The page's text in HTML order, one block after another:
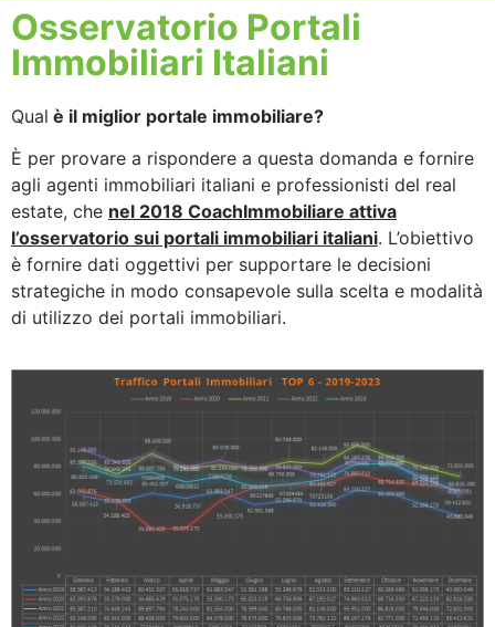
Osservatorio Portali
Immobiliari Italiani
Qual è il miglior portale immobiliare?
È per provare a rispondere a questa domanda e fornire
agli agenti immobiliari italiani e professionisti del real
estate, che nel 2018 CoachImmobiliare attiva
l’osservatorio sui portali immobiliari italiani. L’obiettivo
è fornire dati oggettivi per supportare le decisioni
strategiche in modo consapevole sulla scelta e modalità
di utilizzo dei portali immobiliari.